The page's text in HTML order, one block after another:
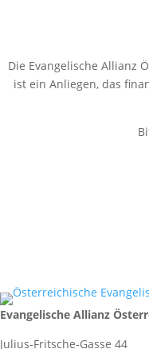
Die Evangelische Allianz
ist ein Anliegen, das
Evangelische Allianz
Julius-Fritsche-Gasse 44